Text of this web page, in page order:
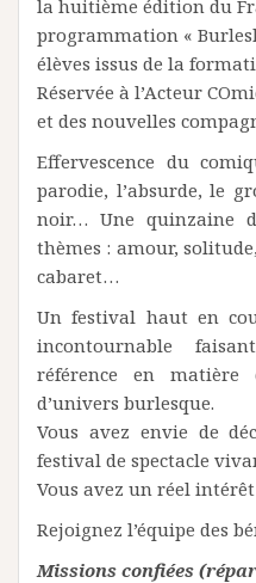
la huitième édition du
programmation «
élèves issus de la
Réservée à l’Acteur
et des nouvelles
Effervescence du
parodie, l’absurde, le
noir… Une quinzaine
thèmes : amour,
cabaret…
Un festival haut en
incontournable
référence en
d’univers burlesque.
Vous avez envie de
festival de spectacle
Vous avez un réel
Rejoignez l’équipe des
Missions confiées